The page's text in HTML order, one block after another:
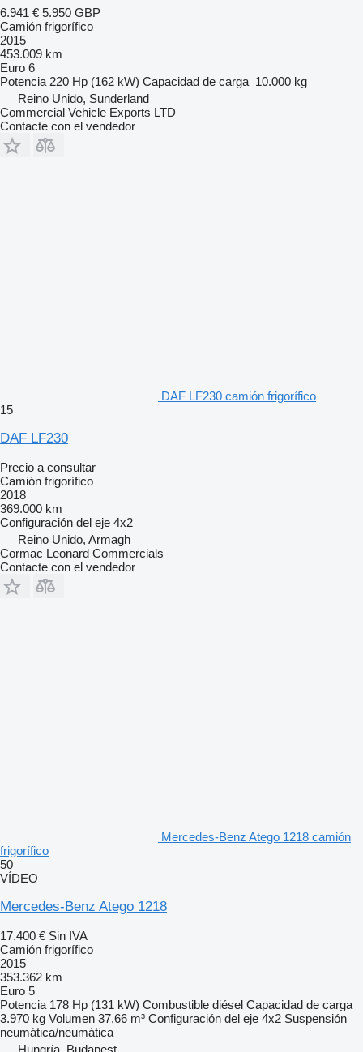
6.941 € 5.950 GBP
Camión frigorífico
2015
453.009 km
Euro 6
Potencia 220 Hp (162 kW) Capacidad de carga 10.000 kg
Reino Unido, Sunderland
Commercial Vehicle Exports LTD
Contacte con el vendedor
DAF LF230 camión frigorífico
15
DAF LF230
Precio a consultar
Camión frigorífico
2018
369.000 km
Configuración del eje 4x2
Reino Unido, Armagh
Cormac Leonard Commercials
Contacte con el vendedor
Mercedes-Benz Atego 1218 camión
frigorífico
50
VÍDEO
Mercedes-Benz Atego 1218
17.400 € Sin IVA
Camión frigorífico
2015
353.362 km
Euro 5
Potencia 178 Hp (131 kW) Combustible diésel Capacidad de carga
3.970 kg Volumen 37,66 m³ Configuración del eje 4x2 Suspensión
neumática/neumática